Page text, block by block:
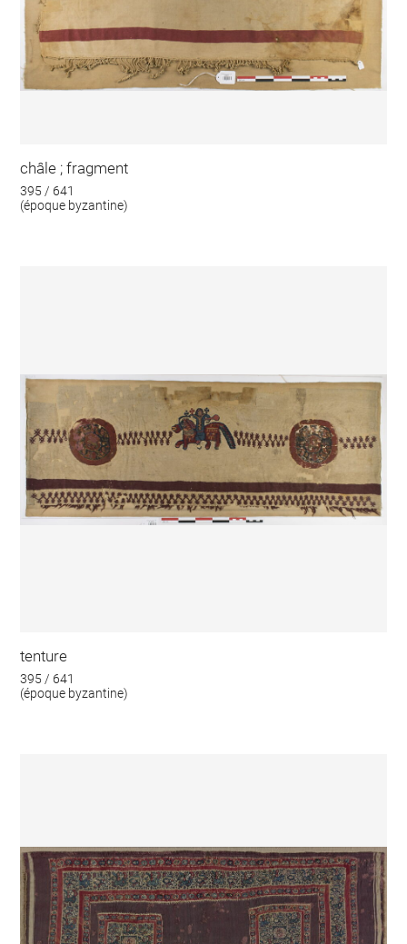
châle ; fragment
395 / 641
(époque byzantine)
tenture
395 / 641
(époque byzantine)